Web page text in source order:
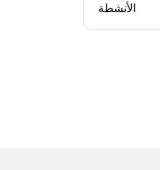
الأنشطة